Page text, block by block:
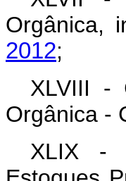
Orgânica,
2012;
XLVIII -
Orgânica -
XLIX -